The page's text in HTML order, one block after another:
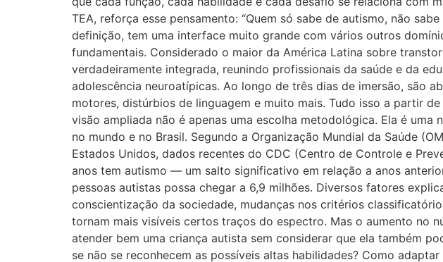
TEA, reforça esse pensamento: “Quem só sabe de autismo, não
definição, tem uma interface muito grande com vários outros
fundamentais. Considerado o maior da América Latina sobre
verdadeiramente integrada, reunindo profissionais da saúde e da
adolescência neuroatípicas. Ao longo de três dias de imersão, são
motores, distúrbios de linguagem e muito mais. Tudo isso a partir
visão ampliada não é apenas uma escolha metodológica. Ela é
no mundo e no Brasil. Segundo a Organização Mundial da Saúde
Estados Unidos, dados recentes do CDC (Centro de Controle e
anos tem autismo — um salto significativo em relação a anos
pessoas autistas possa chegar a 6,9 milhões. Diversos fatores
conscientização da sociedade, mudanças nos critérios
tornam mais visíveis certos traços do espectro. Mas o aumento no
atender bem uma criança autista sem considerar que ela também
se não se reconhecem as possíveis altas habilidades? Como